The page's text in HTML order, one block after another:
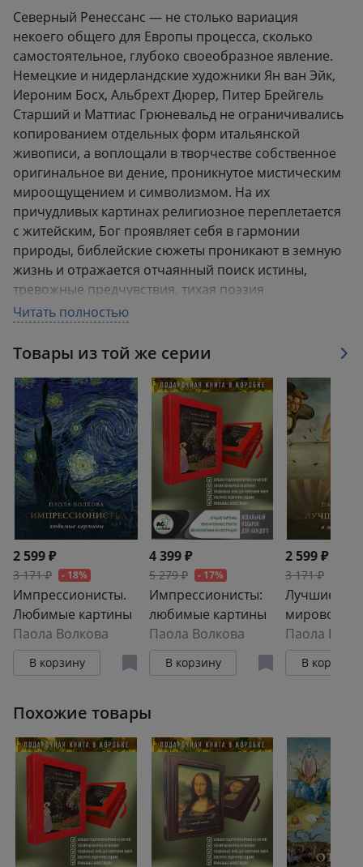
Северный Ренессанс — не столько вариация
некоего общего для Европы процесса, сколько
самостоятельное, глубоко своеобразное явление.
Немецкие и нидерландские художники Ян ван Эйк,
Иероним Босх, Альбрехт Дюрер, Питер Брейгель
Старший и Маттиас Грюневальд не ограничивались
копированием отдельных форм итальянской
живописи, а воплощали в творчестве собственное
оригинальное ви дение, проникнутое мистическим
мироощущением и символизмом. На их
причудливых картинах религиозное переплетается
с житейским, Бог проявляет себя в гармонии
природы, библейские сюжеты проникают в земную
жизнь и отражается отчаянный поиск истины,
тревожные предчувствия, тихая поэзия
повседневности во всех ее деталях — и безобразие,
бессмысленность жизни, лишенной духовного
начала.
В этом иллюстрированном издании приводятся
лекции искусствоведа Паолы Дмитриевны Волковой,
автора знаменитого цикла "Мост через бездну",
посвященные художникам Северного Возрождения,
переработанные и дополненные для удобства
читателя.
Книга для тех, кто ценит искусство и хочет получить
по-настоящему ценный подарок к себе в
библиотеку.
Читать полностью
Товары из той же серии
2 599 ₽
3 171 ₽ - 18%
Импрессионисты.
Любимые картины
Паола Волкова
В корзину
4 399 ₽
5 279 ₽ - 17%
Импрессионисты:
любимые картины
Паола Волкова
В корзину
2 599 ₽
3 171 ₽
Лучшие
мировой
Паола
В корзину
Похожие товары